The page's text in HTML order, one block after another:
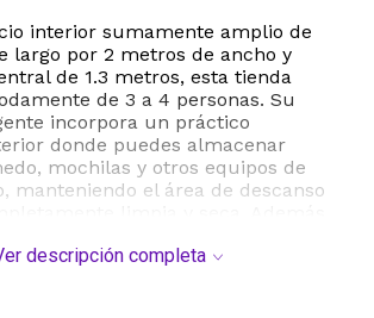
interior sumamente amplio de
largo por 2 metros de ancho y
de 1.3 metros, esta tienda
de 3 a 4 personas. Su
incorpora un práctico
donde puedes almacenar
mochilas y otros equipos de
manteniendo el área de descanso
que aseguran una ventilación
descripción completa